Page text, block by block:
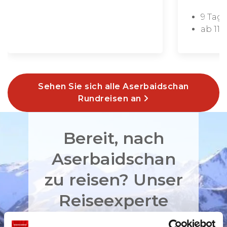
9
ab
Sehen Sie sich alle Aserbaidschan
Rundreisen an
Bereit, nach
Aserbaidschan
zu reisen? Unser
Reiseexperte
gestaltet Ihre